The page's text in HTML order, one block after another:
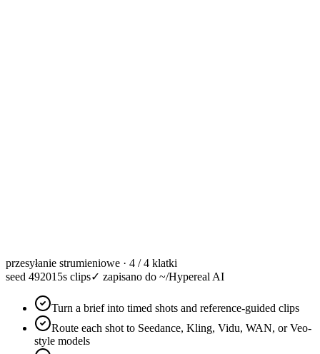
przesyłanie strumieniowe · 4 / 4 klatki
seed 49201 5s clips✓ zapisano do ~/Hypereal AI
Turn a brief into timed shots and reference-guided clips
Route each shot to Seedance, Kling, Vidu, WAN, or Veo-
style models